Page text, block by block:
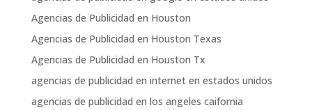
Agencias de Publicidad en Houston
Agencias de Publicidad en Houston Texas
Agencias de Publicidad en Houston Tx
agencias de publicidad en internet en estados unidos
agencias de publicidad en los angeles caifornia